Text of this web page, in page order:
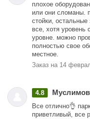
плохое
или они сломаны.
стойки,
все, хотя уровень
уровне. можно
полностью свое
местное.
Заказ на 14
4.8
Все отлично👌
приветливый, все